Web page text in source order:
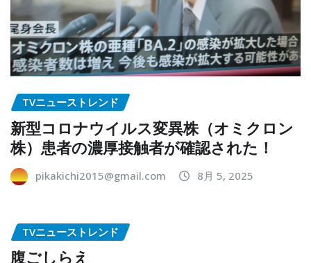
TVニューストレンド
新型コロナウイルス変異株（オミクロン
株）患者の濃厚接触者が確認された！
pikakichi2015@gmail.com 8月 5, 2025
TVニューストレンド
腹ごしらえ